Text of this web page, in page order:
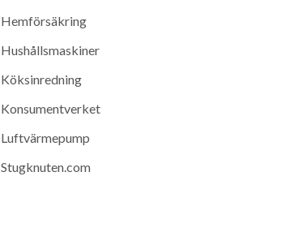
Hemförsäkring
Hushållsmaskiner
Köksinredning
Konsumentverket
Luftvärmepump
Stugknuten.com